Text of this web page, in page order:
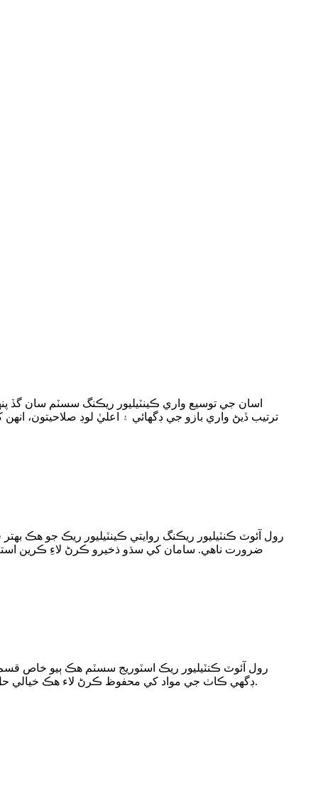
اسان جي توسيع واري ڪينٽيليور ريڪنگ سسٽم سان گڏ
ترتيب ڏيڻ واري بازو جي ڊگھائي ۽ اعليٰ لوڊ صلاحيتون،
رول آئوٽ ڪنٽيليور ريڪنگ روايتي ڪينٽيليور ريڪ جو هڪ
ضرورت ناهي. سامان کي سڌو ذخيرو ڪرڻ لاءِ ڪرين
رول آئوٽ ڪنٽيليور ريڪ اسٽوريج سسٽم هڪ ٻيو خاص قسم
ڊگهي ڪاٺ جي مواد کي محفوظ ڪرڻ لاء هڪ خيالي حل آهي. هٿن کي مڪمل طور تي وڌائي سگھجي ٿو ڪرينڪ کي ڦيرايو، جيڪو مواد کي لوڊ ڪرڻ ۽ لوڊ ڪرڻ ۾ تمام آسان بڻائي ٿو.